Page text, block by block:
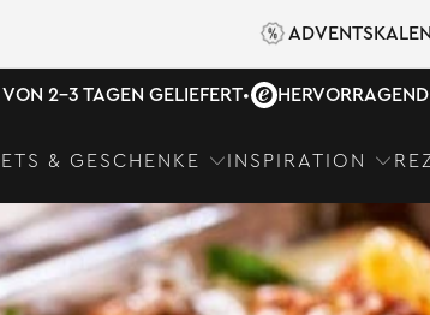
VON 2-3 TAGEN GELIEFERT•
& GESCHENKE INSPIRATION